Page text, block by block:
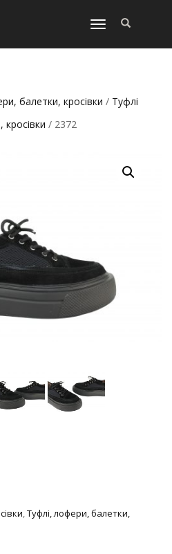
TOGGLE
балетки, кросівки / Туфлі
/ 2372
,Туфлі, лофери, балетки,